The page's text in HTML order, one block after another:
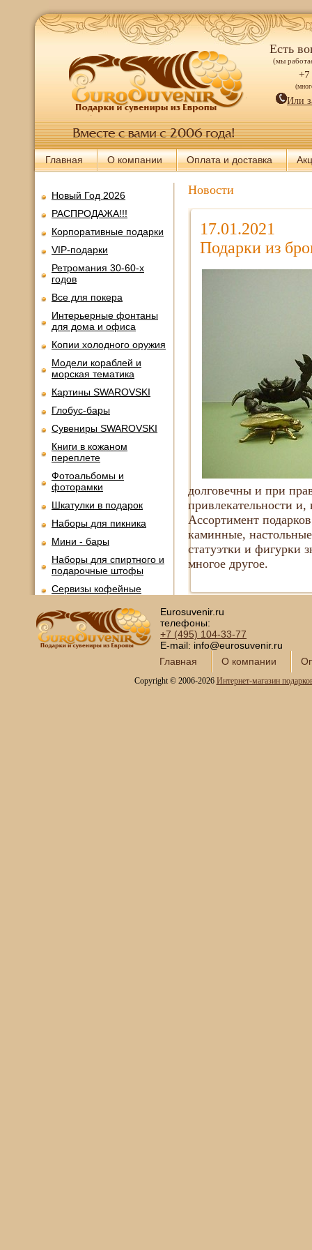
Есть
(мы
+7
Или
Главная О компании Оплата и доставка
Новый Год 2026
РАСПРОДАЖА!!!
Корпоративные подарки
VIP-подарки
Ретромания 30-60-х
годов
Все для покера
Интерьерные фонтаны
для дома и офиса
Копии холодного оружия
Модели кораблей и
морская тематика
Картины SWAROVSKI
Глобус-бары
Сувениры SWAROVSKI
Книги в кожаном
переплете
Фотоальбомы и
фоторамки
Шкатулки в подарок
Наборы для пикника
Мини - бары
Наборы для спиртного и
подарочные штофы
Сервизы кофейные
Сервизы чайные
Сундуки ручной работы
Статуэтки и скульптуры
Часы интерьерные
Новости
17.01.2021
Подарки из
долговечны и при
привлекательности
Ассортимент
каминные,
статуэтки и фигурки
многое другое.
Eurosuvenir.ru
телефоны:
+7 (495) 104-33-77
E-mail: info@eurosuvenir.ru
Главная
О компании
Copyright © 2006-2026 Интернет-магазин